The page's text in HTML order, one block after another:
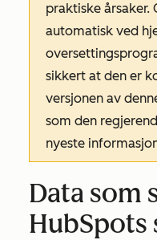
praktiske årsaker.
automatisk ved
sikkert at den er
versjonen av
som den
nyeste
Data som